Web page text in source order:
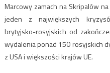
Marcowy zamach na Skripalów
jeden z największych
brytyjsko-rosyjskich od
wydalenia ponad 150 rosyjskich
z USA i większości krajów UE.